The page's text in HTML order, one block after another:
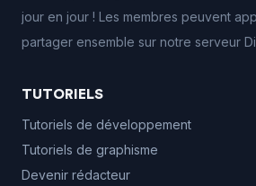
jour en jour ! Les membres peuvent
partager ensemble sur notre serveur
TUTORIELS
Tutoriels de développement
Tutoriels de graphisme
Devenir rédacteur